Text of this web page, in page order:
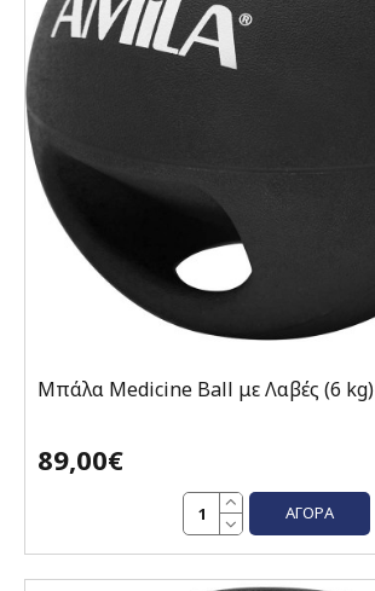
Μπάλα Medicine Ball με Λαβές (6 kg)
89,00€
ΑΓΟΡΆ